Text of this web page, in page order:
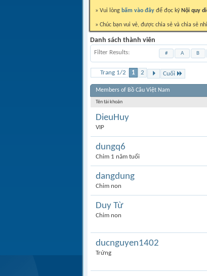
» Vui lòng bấm vào đây để đọc kỹ Nội quy
» Chúc bạn vui vẻ, được chia sẻ và chia sẻ
Danh sách thành viên
Filter Results # A B
Trang 1/2 1 2 Cuối
Members of Bồ Câu Việt Nam
Tên tài khoản
DieuHuy
VIP
dungq6
Chim 1 năm tuổi
dangdung
Chim non
Duy Từ
Chim non
ducnguyen1402
Trứng